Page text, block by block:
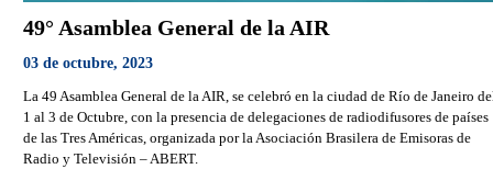
49° Asamblea General de la AIR
03 de octubre, 2023
La 49 Asamblea General de la AIR, se celebró en la ciudad de Río de Janeiro
1 al 3 de Octubre, con la presencia de delegaciones de radiodifusores de países
de las Tres Américas, organizada por la Asociación Brasilera de Emisoras de
Radio y Televisión – ABERT.